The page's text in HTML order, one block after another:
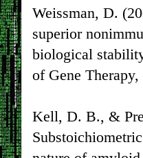
Weissman, D.
superior
biological
of Gene
Kell, D. B., &